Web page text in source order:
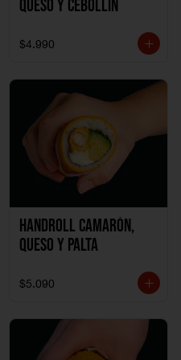
Queso y Cebollín
$4.990
Handroll Camarón,
Queso y Palta
$5.090